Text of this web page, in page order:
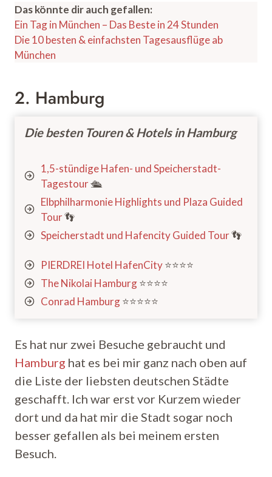
Das könnte dir auch gefallen:
Ein Tag in München – Das Beste in 24 Stunden
Die 10 besten & einfachsten Tagesausflüge ab
München
2. Hamburg
Die besten Touren & Hotels in Hamburg
1,5-stündige Hafen- und Speicherstadt-
Tagestour🛳️
Elbphilharmonie Highlights und Plaza Guided
Tour👣
Speicherstadt und Hafencity Guided Tour👣
PIERDREI Hotel HafenCity⭐️⭐️⭐️⭐️
The Nikolai Hamburg⭐️⭐️⭐️⭐️
Conrad Hamburg⭐️⭐️⭐️⭐️⭐️
Es hat nur zwei Besuche gebraucht und
Hamburg hat es bei mir ganz nach oben auf
die Liste der liebsten deutschen Städte
geschafft. Ich war erst vor Kurzem wieder
dort und da hat mir die Stadt sogar noch
besser gefallen als bei meinem ersten
Besuch.